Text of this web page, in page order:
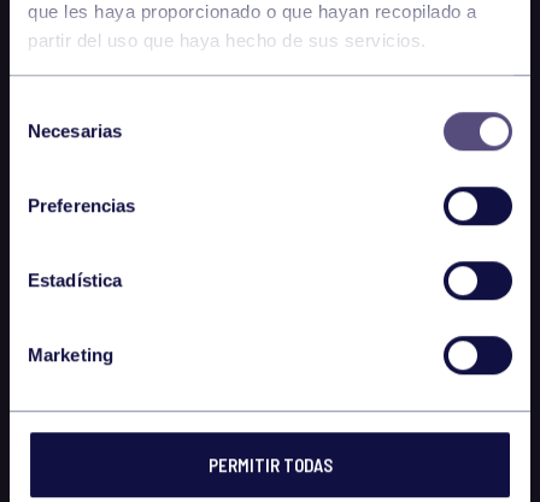
que les haya proporcionado o que hayan recopilado a
partir del uso que haya hecho de sus servicios.
Necesarias
Preferencias
Estadística
Marketing
PERMITIR TODAS